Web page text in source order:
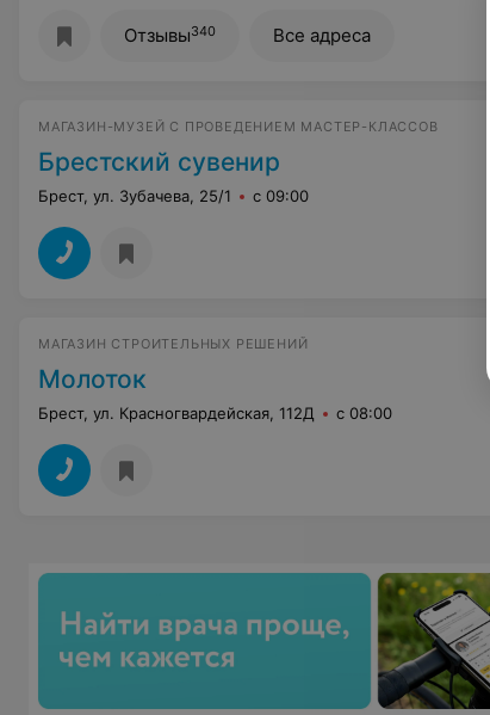
Отзывы340 Все адреса
МАГАЗИН-МУЗЕЙ С ПРОВЕДЕНИЕМ МАСТЕР-КЛАССОВ
Брестский сувенир
Брест, ул. Зубачева, 25/1 с 09:00
МАГАЗИН СТРОИТЕЛЬНЫХ РЕШЕНИЙ
Молоток
Брест, ул. Красногвардейская, 112Д с 08:00